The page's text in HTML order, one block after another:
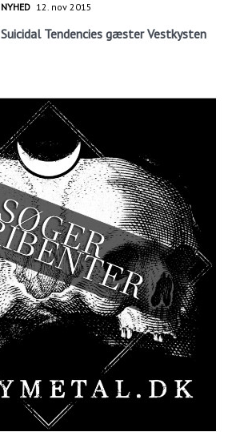
NYHED 12. nov 2015
Suicidal Tendencies gæster Vestkysten